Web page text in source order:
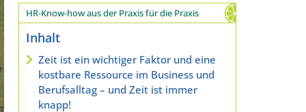
HR-Know-how aus der Praxis für die Praxis
Inhalt
Zeit ist ein wichtiger Faktor und eine
kostbare Ressource im Business und
Berufsalltag – und Zeit ist immer
knapp!